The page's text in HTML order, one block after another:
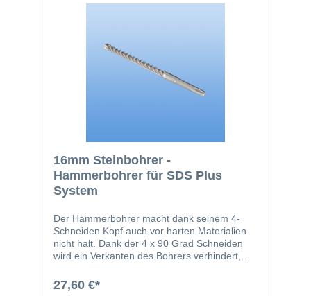
16mm Steinbohrer -
Hammerbohrer für SDS Plus
System
Der Hammerbohrer macht dank seinem 4-
Schneiden Kopf auch vor harten Materialien
nicht halt. Dank der 4 x 90 Grad Schneiden
wird ein Verkanten des Bohrers verhindert,
Schneiden und die 4-spiralige Bohrer
Geometrie wird der Bohrer optimal im
27,60 €*